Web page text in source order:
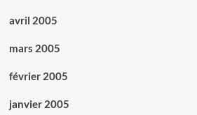
avril 2005
mars 2005
février 2005
janvier 2005